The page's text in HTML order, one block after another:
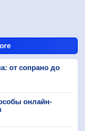
от сопрано до
онлайн-